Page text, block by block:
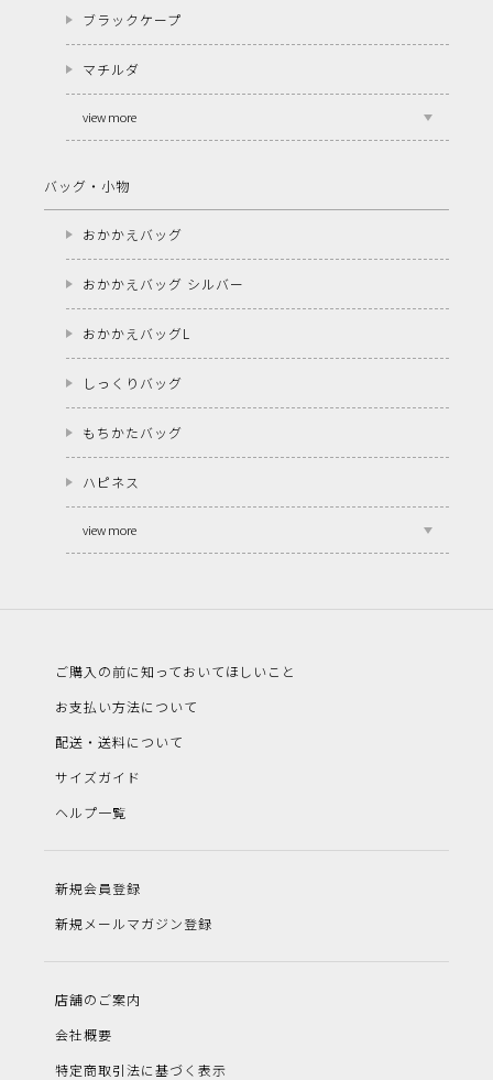
ブラックケープ
マチルダ
view more
バッグ・小物
おかかえバッグ
おかかえバッグ シルバー
おかかえバッグL
しっくりバッグ
もちかたバッグ
ハピネス
view more
ご購入の前に知っておいてほしいこと
お支払い方法について
配送・送料について
サイズガイド
ヘルプ一覧
新規会員登録
新規メールマガジン登録
店舗のご案内
会社概要
特定商取引法に基づく表示